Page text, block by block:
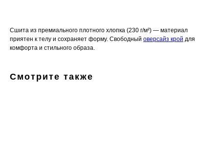
Сшита из премиального плотного хлопка (230 г/м²) — материал
приятен к телу и сохраняет форму. Свободный оверсайз крой для
комфорта и стильного образа.
Смотрите также